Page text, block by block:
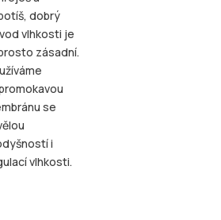
dobrý
vlhkosti je
zásadní.
se
i
vlhkosti.